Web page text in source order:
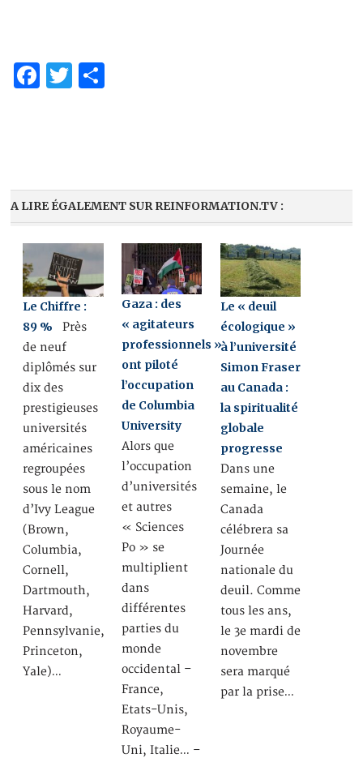
Facebook
Twitter
A LIRE ÉGALEMENT SUR REINFORMATION.TV :
Le Chiffre :
89 % Près
de neuf
diplômés sur
dix des
prestigieuses
universités
américaines
regroupées
sous le nom
d’Ivy League
(Brown,
Columbia,
Cornell,
Dartmouth,
Harvard,
Pennsylvanie,
Princeton,
Yale)…
Gaza : des
« agitateurs
professionnels »
ont piloté
l’occupation
de Columbia
University
Alors que
l’occupation
d’universités
et autres
« Sciences
Po » se
multiplient
dans
différentes
parties du
monde
occidental –
France,
Etats-Unis,
Royaume-
Uni, Italie… –
Le « deuil
écologique »
à l’université
Simon Fraser
au Canada :
la spiritualité
globale
progresse
Dans une
semaine, le
Canada
célébrera sa
Journée
nationale du
deuil. Comme
tous les ans,
le 3e mardi de
novembre
sera marqué
par la prise…